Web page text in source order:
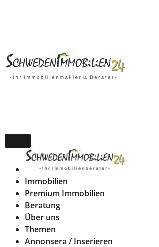
Immobilien
Premium Immobilien
Beratung
Über uns
Themen
Annonsera / Inserieren